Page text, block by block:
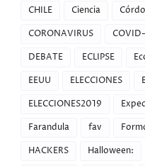
CHILE
Ciencia
CORONAVIRUS
DEBATE
ECLIPSE
EEUU
ELECCIONES
ELECCIONES2019
Farandula
fav
HACKERS
Halloween: